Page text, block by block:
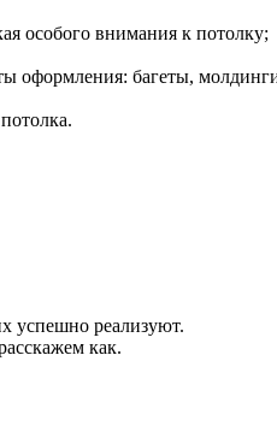
особого внимания к потолку;
оформления: багеты,
успешно реализуют.
как.